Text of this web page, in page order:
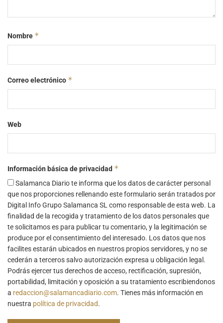
Nombre *
Correo electrónico *
Web
Información básica de privacidad *
Salamanca Diario te informa que los datos de carácter personal
que nos proporciones rellenando este formulario serán tratados por
Digital Info Grupo Salamanca SL como responsable de esta web. La
finalidad de la recogida y tratamiento de los datos personales que
te solicitamos es para publicar tu comentario, y la legitimación se
produce por el consentimiento del interesado. Los datos que nos
facilites estarán ubicados en nuestros propios servidores, y no se
cederán a terceros salvo autorización expresa u obligación legal.
Podrás ejercer tus derechos de acceso, rectificación, supresión,
portabilidad, limitación y oposición a su tratamiento escribiendonos
a redaccion@salamancadiario.com. Tienes más información en
nuestra política de privacidad.